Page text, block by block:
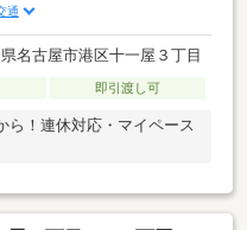
通
名古屋市港区十一屋３丁目
即引渡し可
ら！連休対応・マイペース